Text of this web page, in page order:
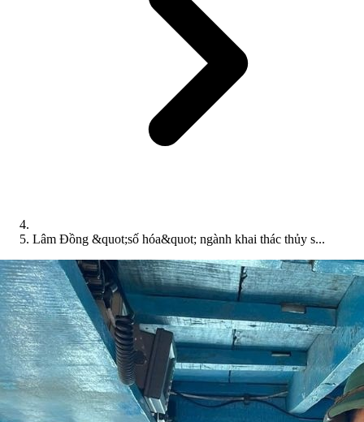
Lâm Đồng &quot;số hóa&quot; ngành khai thác thủy s...